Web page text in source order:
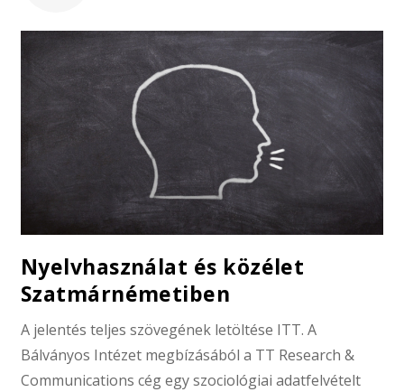
Nyelvhasználat és közélet
Szatmárnémetiben
A jelentés teljes szövegének letöltése ITT. A
Bálványos Intézet megbízásából a TT Research &
Communications cég egy szociológiai adatfelvételt